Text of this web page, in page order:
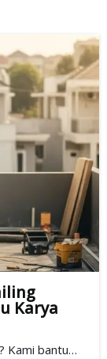
Karya
Kami bantu…